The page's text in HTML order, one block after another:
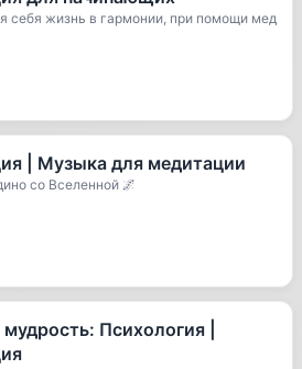
себя жизнь в гармонии, при помощи мед
| Музыка для медитации
со Вселенной 🌌
Психология |